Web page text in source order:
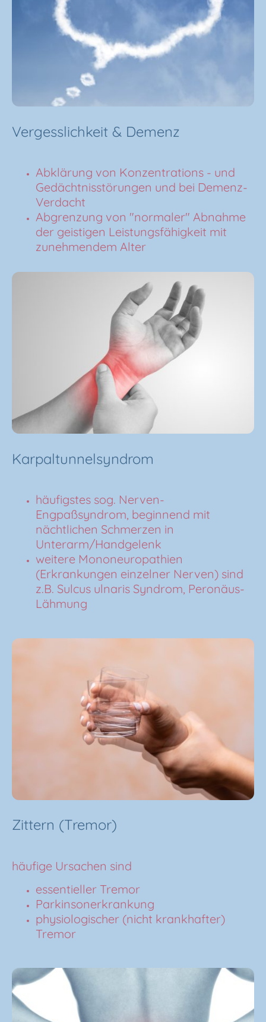
Vergesslichkeit & Demenz
Abklärung von Konzentrations - und
Gedächtnisstörungen und bei Demenz-
Verdacht
Abgrenzung von "normaler" Abnahme
der geistigen Leistungsfähigkeit mit
zunehmendem Alter
Karpaltunnelsyndrom
häufigstes sog. Nerven-
Engpaßsyndrom, beginnend mit
nächtlichen Schmerzen in
Unterarm/Handgelenk
weitere Mononeuropathien
(Erkrankungen einzelner Nerven) sind
z.B. Sulcus ulnaris Syndrom, Peronäus-
Lähmung
Zittern (Tremor)
häufige Ursachen sind
essentieller Tremor
Parkinsonerkrankung
physiologischer (nicht krankhafter)
Tremor